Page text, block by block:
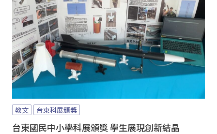
教文 台東科展頒獎
台東國民中小學科展頒獎 學生展現創新結晶